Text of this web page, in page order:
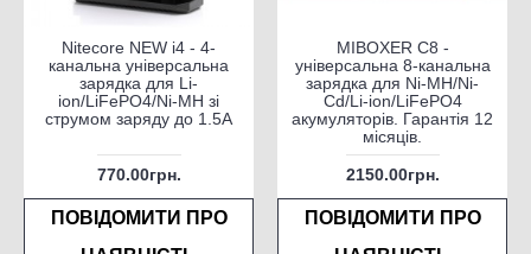
Nitecore NEW i4 - 4-
канальна універсальна
зарядка для Li-
ion/LiFePO4/Ni-MH зі
струмом заряду до 1.5А
770.00грн.
ПОВІДОМИТИ ПРО
MIBOXER C8 -
універсальна 8-канальна
зарядка для Ni-MH/Ni-
Cd/Li-ion/LiFePO4
акумуляторів. Гарантія 12
місяців.
2150.00грн.
ПОВІДОМИТИ ПРО